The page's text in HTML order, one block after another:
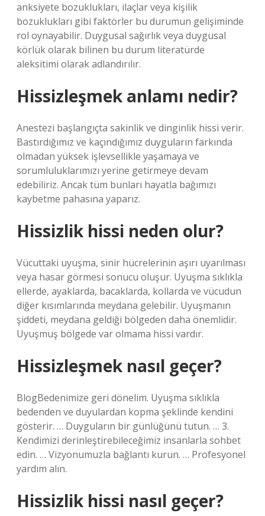
anksiyete bozuklukları, ilaçlar veya kişilik
bozuklukları gibi faktörler bu durumun gelişiminde
rol oynayabilir. Duygusal sağırlık veya duygusal
körlük olarak bilinen bu durum literatürde
aleksitimi olarak adlandırılır.
Hissizleşmek anlamı nedir?
Anestezi başlangıçta sakinlik ve dinginlik hissi verir.
Bastırdığımız ve kaçındığımız duyguların farkında
olmadan yüksek işlevsellikle yaşamaya ve
sorumluluklarımızı yerine getirmeye devam
edebiliriz. Ancak tüm bunları hayatla bağımızı
kaybetme pahasına yaparız.
Hissizlik hissi neden olur?
Vücuttaki uyuşma, sinir hücrelerinin aşırı uyarılması
veya hasar görmesi sonucu oluşur. Uyuşma sıklıkla
ellerde, ayaklarda, bacaklarda, kollarda ve vücudun
diğer kısımlarında meydana gelebilir. Uyuşmanın
şiddeti, meydana geldiği bölgeden daha önemlidir.
Uyuşmuş bölgede var olmama hissi vardır.
Hissizleşmek nasıl geçer?
BlogBedenimize geri dönelim. Uyuşma sıklıkla
bedenden ve duyulardan kopma şeklinde kendini
gösterir. … Duyguların bir günlüğünü tutun. … 3.
Kendimizi derinleştirebileceğimiz insanlarla sohbet
edin. … Vizyonumuzla bağlantı kurun. … Profesyonel
yardım alın.
Hissizlik hissi nasıl geçer?